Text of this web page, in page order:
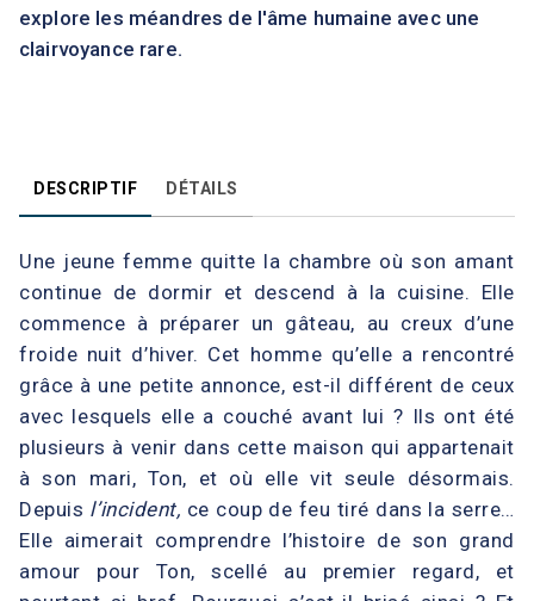
explore les méandres de l'âme humaine avec une
clairvoyance rare.
DESCRIPTIF DÉTAILS
Une jeune femme quitte la chambre où son amant
continue de dormir et descend à la cuisine. Elle
commence à préparer un gâteau, au creux d’une
froide nuit d’hiver. Cet homme qu’elle a rencontré
grâce à une petite annonce, est-il différent de ceux
avec lesquels elle a couché avant lui ? Ils ont été
plusieurs à venir dans cette maison qui appartenait
à son mari, Ton, et où elle vit seule désormais.
Depuis l’incident, ce coup de feu tiré dans la serre…
Elle aimerait comprendre l’histoire de son grand
amour pour Ton, scellé au premier regard, et